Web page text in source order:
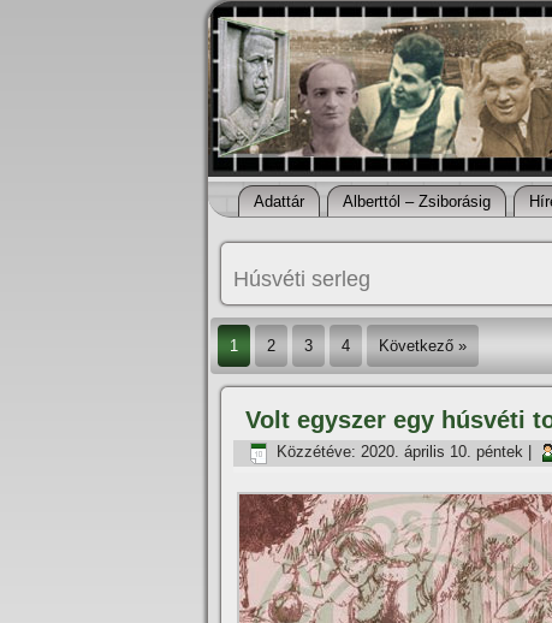
Adattár Alberttól – Zsiborásig
Húsvéti serleg
1 2 3 4 Következő »
Volt egyszer egy húsvéti
Közzétéve: 2020. április 10. péntek